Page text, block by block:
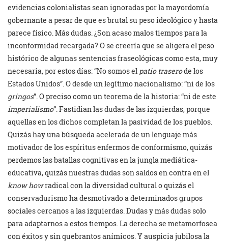
evidencias colonialistas sean ignoradas por la mayordomía
gobernante a pesar de que es brutal su peso ideológico y hasta
parece físico. Más dudas. ¿Son acaso malos tiempos para la
inconformidad recargada? O se creería que se aligera el peso
histórico de algunas sentencias fraseológicas como esta, muy
necesaria, por estos días: “No somos el patio traserode los
Estados Unidos”. O desde un legítimo nacionalismo: “ni de los
gringos”. O preciso como un teorema de la historia: “ni de este
imperialismo”. Fastidian las dudas de las izquierdas, porque
aquellas en los dichos completan la pasividad de los pueblos.
Quizás hay una búsqueda acelerada de un lenguaje más
motivador de los espíritus enfermos de conformismo, quizás
perdemos las batallas cognitivas en la jungla mediática-
educativa, quizás nuestras dudas son saldos en contra en el
know howradical con la diversidad cultural o quizás el
conservadurismo ha desmotivado a determinados grupos
sociales cercanos a las izquierdas. Dudas y más dudas solo
para adaptarnos a estos tiempos. La derecha se metamorfosea
con éxitos y sin quebrantos anímicos. Y auspicia jubilosa la